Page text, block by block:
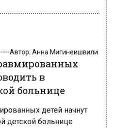
в
больнице